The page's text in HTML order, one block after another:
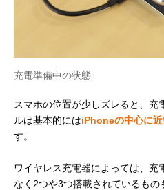
充電準備中の状態
スマホの位置が少しズレると、充
ルは基本的にはiPhoneの中心に
す。
ワイヤレス充電器によっては、充
なく2つや3つ搭載されているも